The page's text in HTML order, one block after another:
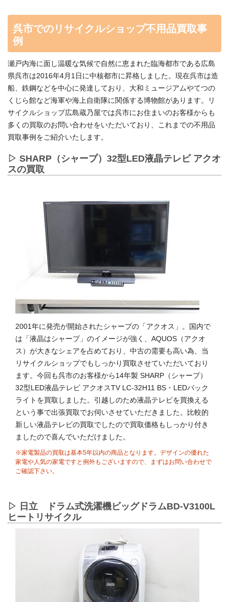
呉市でのリサイクルショップ不用品買取事
例
瀬戸内海に面し温暖な気候で自然に恵まれた臨海都市である広島
県呉市は2016年4月1日に中核都市に昇格しました。現在呉市は造
船、鉄鋼などを中心に発達しており、大和ミュージアムやてつの
くじら館など海軍や海上自衛隊に関係する博物館があります。リ
サイクルショップ広島蔵乃屋では呉市にお住まいのお客様からも
多くの買取のお問い合わせをいただいており、これまでの不用品
買取事例をご紹介いたします。
▷ SHARP（シャープ）32型LED液晶テレビ アクオ
スの買取
2001年に発売が開始されたシャープの「アクオス」。国内で
は「液晶はシャープ」のイメージが強く、AQUOS（アクオ
ス）が大きなシェアを占めており、中古の需要も高い為、当
リサイクルショップでもしっかり買取させていただいており
ます。今回も呉市のお客様から14年製 SHARP（シャープ）
32型LED液晶テレビ アクオスTV LC-32H11 BS・LEDバック
ライトを買取しました。引越しのため液晶テレビを買換える
という事で出張買取でお伺いさせていただきました。比較的
新しい液晶テレビの買取でしたので買取価格もしっかり付き
ましたので喜んでいただけました。
※家電製品の買取は基本5年以内の商品となります。デザインの優れた
家電や人気の家電ですと例外もございますので、まずはお問い合わせで
ご確認下さい。
▷ 日立 ドラム式洗濯機ビッグドラムBD-V3100L
ヒートリサイクル